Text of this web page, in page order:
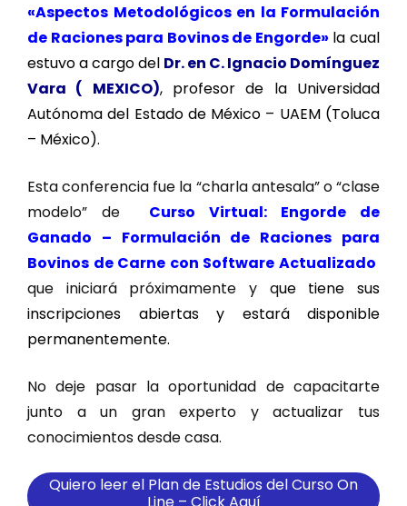
«Aspectos Metodológicos en la Formulación
de Raciones para Bovinos de Engorde» la cual
estuvo a cargo del Dr. en C. Ignacio Domínguez
Vara ( MEXICO), profesor de la Universidad
Autónoma del Estado de México – UAEM (Toluca
– México).
Esta conferencia fue la “charla antesala” o “clase
modelo” de Curso Virtual: Engorde de
Ganado – Formulación de Raciones para
Bovinos de Carne con Software Actualizado
que iniciará próximamente y que tiene sus
inscripciones abiertas y estará disponible
permanentemente.
No deje pasar la oportunidad de capacitarte
junto a un gran experto y actualizar tus
conocimientos desde casa.
Quiero leer el Plan de Estudios del Curso On